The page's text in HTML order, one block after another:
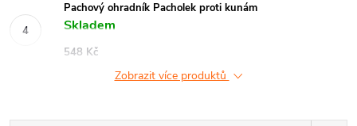
Pachový ohradník Pacholek proti kunám
Skladem
548 Kč
Zobrazit více produktů